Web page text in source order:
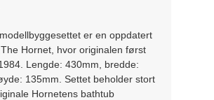
er en oppdatert
Hornet, hvor originalen først
Lengde: 430mm, bredde:
135mm. Settet beholder stort
Hornetens bathtub